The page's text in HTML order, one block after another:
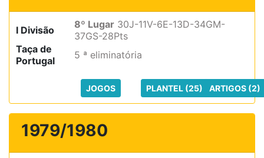
I Divisão 8º Lugar 30J-11V-6E-13D-34GM-
37GS-28Pts
Taça de
Portugal
5 ª eliminatória
JOGOS PLANTEL (25) ARTIGOS (2)
1979/1980